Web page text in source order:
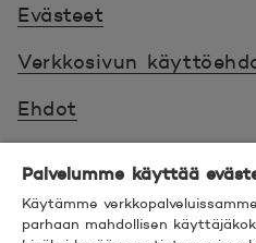
Evästeet
Verkkosivun
Ehdot
Saavutettavuus
Palvelumme käyttää
Käytämme
parhaan mahdollisen